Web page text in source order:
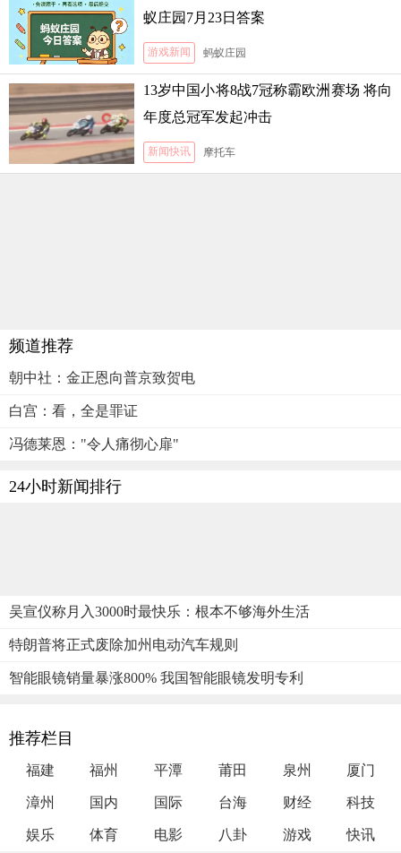
蚁庄园7月23日答案
游戏新闻 蚂蚁庄园
13岁中国小将8战7冠称霸欧洲赛场 将向
年度总冠军发起冲击
新闻快讯 摩托车
频道推荐
朝中社：金正恩向普京致贺电
白宫：看，全是罪证
冯德莱恩："令人痛彻心扉"
24小时新闻排行
吴宣仪称月入3000时最快乐：根本不够海外生活
特朗普将正式废除加州电动汽车规则
智能眼镜销量暴涨800% 我国智能眼镜发明专利
推荐栏目
福建 福州 平潭 莆田 泉州 厦门
漳州 国内 国际 台海 财经 科技
娱乐 体育 电影 八卦 游戏 快讯